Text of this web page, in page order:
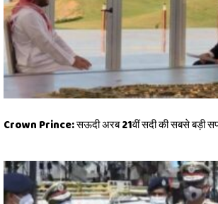
Crown Prince: सऊदी अरब 21वीं सदी की सबसे बड़ी